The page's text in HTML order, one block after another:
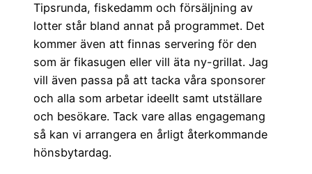
Tipsrunda, fiskedamm och försäljning av
lotter står bland annat på programmet. Det
kommer även att finnas servering för den
som är fikasugen eller vill äta ny-grillat. Jag
vill även passa på att tacka våra sponsorer
och alla som arbetar ideellt samt utställare
och besökare. Tack vare allas engagemang
så kan vi arrangera en årligt återkommande
hönsbytardag.